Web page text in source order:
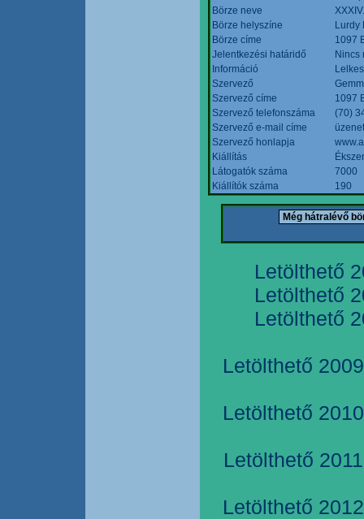
Börze neve
Börze helyszíne
Lurdy
Börze címe
1097
Jelentkezési határidő
Nincs
Információ
Szervező
Szervező címe
1097
Szervező telefonszáma
(70)
Szervező e-mail címe
Szervező honlapja
Kiállítás
Látogatók száma
7000
Kiállítók száma
190
Letölthető
Letölthető
Letölthető
Letölthető
Letölthető
Letölthető
Letölthető